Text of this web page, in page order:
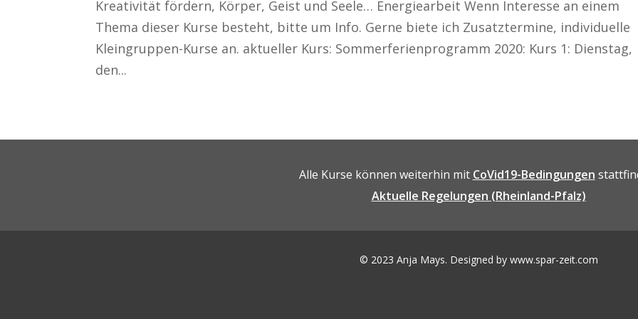
Kreativität fördern, Körper, Geist und Seele… Energiearbeit Wenn Interesse an einem
Thema dieser Kurse besteht, bitte um Info. Gerne biete ich Zusatztermine, individuelle
Kleingruppen-Kurse an. aktueller Kurs: Sommerferienprogramm 2020: Kurs 1: Dienstag,
den...
Alle Kurse können weiterhin mit CoVid19-Bedingungen
Aktuelle Regelungen (Rheinland-Pfalz)
© 2023 Anja Mays. Designed by www.spar-zeit.com